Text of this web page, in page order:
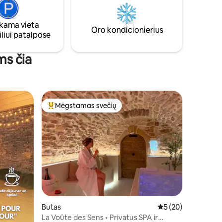
su
✨
Tualetas ir dušas yra patogioje vietoje,
arklidžių pastate; jie yra švarūs ir atitinka
autentišką ūkio atmosferą.
vieta
patalpose
Oro kondicionierius
čia
Svečių mėgstamiausias
Mėgstamas svečių
Butas Vidutinis
5 (20)
La Voûte des Sens • Privatus SPA ir